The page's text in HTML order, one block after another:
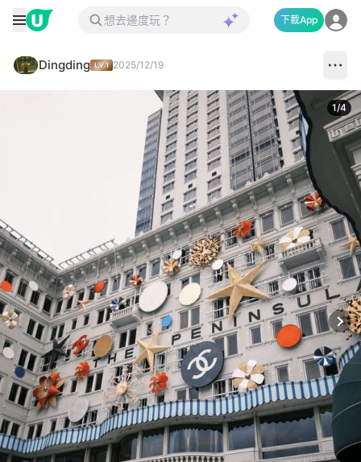
下載App
Dingding 2025/12/19
1/4